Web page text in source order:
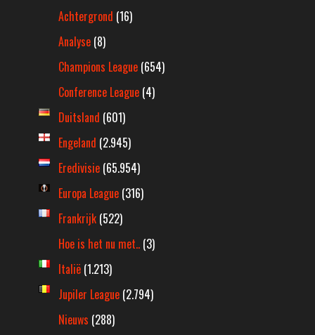
Achtergrond (16)
Analyse (8)
Champions League (654)
Conference League (4)
Duitsland (601)
Engeland (2.945)
Eredivisie (65.954)
Europa League (316)
Frankrijk (522)
Hoe is het nu met.. (3)
Italië (1.213)
Jupiler League (2.794)
Nieuws (288)